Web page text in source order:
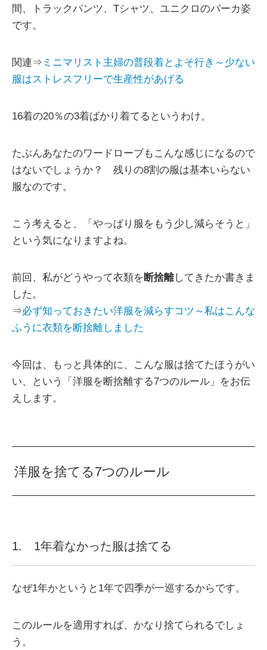
間、トラックパンツ、Tシャツ、ユニクロのパーカ姿
です。
関連⇒ ミニマリスト主婦の普段着とよそ行き～少ない
服はストレスフリーで生産性があげる
16着の20％の3着ばかり着てるというわけ。
たぶんあなたのワードローブもこんな感じになるので
はないでしょうか？ 残りの8割の服は基本いらない
服なのです。
こう考えると、「やっぱり服をもう少し減らそうと」
という気になりますよね。
前回、私がどうやって衣類を断捨離してきたか書きま
した。
⇒必ず知っておきたい洋服を減らすコツ～私はこんな
ふうに衣類を断捨離しました
今回は、もっと具体的に、こんな服は捨てたほうがい
い、という「洋服を断捨離する7つのルール」をお伝
えします。
洋服を捨てる7つのルール
1. 1年着なかった服は捨てる
なぜ1年かというと1年で四季が一巡するからです。
このルールを適用すれば、かなり捨てられるでしょ
う。